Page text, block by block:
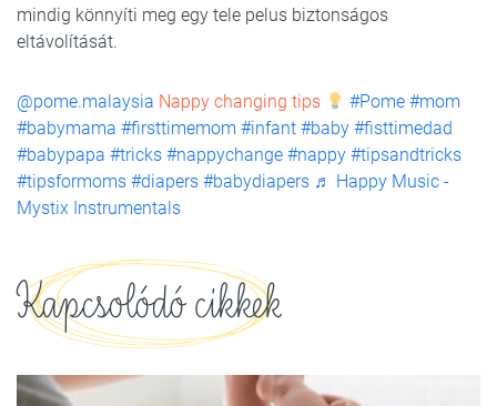
mindig könnyíti meg egy tele pelus biztonságos
eltávolítását.
@pome.malaysia Nappy changing tips #Pome #mom
#babymama #firsttimemom #infant #baby #fisttimedad
#babypapa #tricks #nappychange #nappy #tipsandtricks
#tipsformoms #diapers #babydiapers ♬ Happy Music -
Mystix Instrumentals
Kapcsolódó cikkek